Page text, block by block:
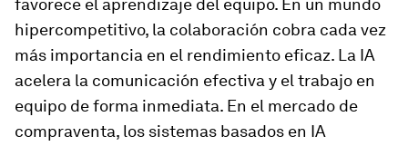
favorece el aprendizaje del equipo. En un mundo
hipercompetitivo, la colaboración cobra cada vez
más importancia en el rendimiento eficaz. La IA
acelera la comunicación efectiva y el trabajo en
equipo de forma inmediata. En el mercado de
compraventa, los sistemas basados en IA